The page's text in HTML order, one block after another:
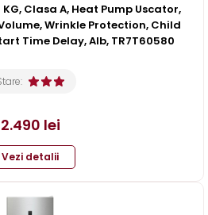
Clasa A, Heat Pump Uscator,
Wrinkle Protection, Child
Time Delay, Alb, TR7T60580
2.490 lei
Vezi detalii